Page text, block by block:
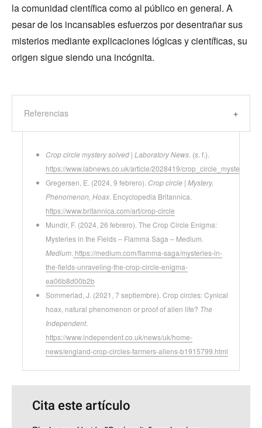
la comunidad científica como al público en general. A
pesar de los incansables esfuerzos por desentrañar sus
misterios mediante explicaciones lógicas y científicas, su
origen sigue siendo una incógnita.
Referencias
Crop circle mystery solved | Laboratory News . (s. f.).
https://www.labnews.co.uk/article/2028419/
Gregersen, E. (2024, 9 febrero). Crop circle | Mystery,
Phenomenon, Hoax . Encyclopedia Britannica.
https://www.britannica.com/art/crop-circle
Mundir, F. (2024, 26 febrero). The Crop Circle Enigma:
Mysteries in the Fields – Flamma Saga – Medium.
Medium https://medium.com/flamma-saga/mysteries-in-
the-fields-unraveling-the-crop-circle-enigma-
ea06b8d00b2b
Sommerlad, J. (2021, 7 septiembre). Crop circles: Cynical
hoax, natural phenomenon or proof of alien life? The
Independent.
https://www.independent.co.uk/news/uk/home-
news/england-crop-circles-farmers-aliens-b1915799.html
Cita este artículo